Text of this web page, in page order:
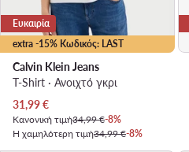
extra -15% Κωδικός: LAST
Ευκαιρία
Calvin Klein Jeans
T-Shirt · Ανοιχτό γκρι
Τρέχουσα τιμή
31,99€
Κανονική τιμή34,99 €-8%
Η χαμηλότερη τιμή34,99 €-8%